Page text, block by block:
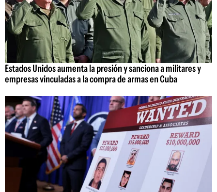
Estados Unidos aumenta la presión y sanciona a militares y
empresas vinculadas a la compra de armas en Cuba